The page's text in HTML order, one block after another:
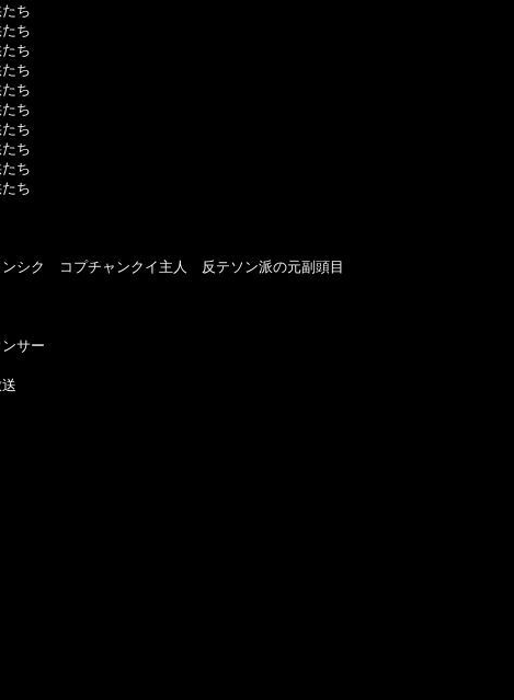
ち
ち
ち
ち
ち
ち
ち
ち
ち
ち
　コプチャンクイ主人　反テソン派の元副頭目
サー